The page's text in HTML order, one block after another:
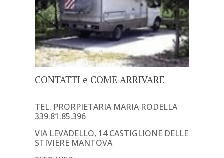
CONTATTI e COME ARRIVARE
TEL. PRORPIETARIA MARIA RODELLA
339.81.85.396
VIA LEVADELLO, 14 CASTIGLIONE DELLE
STIVIERE MANTOVA